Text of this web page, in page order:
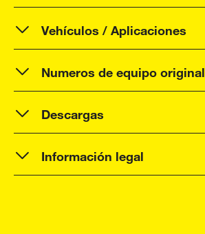
Vehículos / Aplicaciones
Numeros de equipo original
Descargas
Información legal